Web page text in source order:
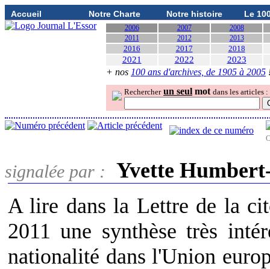
Accueil Notre Charte Notre histoire Le
2006 2007
2008
2011
2012 2013
2016 2017 2018
2021 2022 2023
+ nos 100 ans d'archives, de 1905 à 2005
Rechercher un seul mot dans les articles :
signalée par :
Yvette
A lire dans la Lettre de la
2011 une synthèse très
nationalité dans l'Union